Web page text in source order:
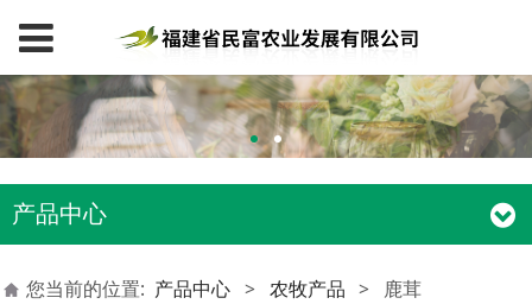
产品中心
您当前的位置: 产品中心 > 农牧产品 > 鹿茸